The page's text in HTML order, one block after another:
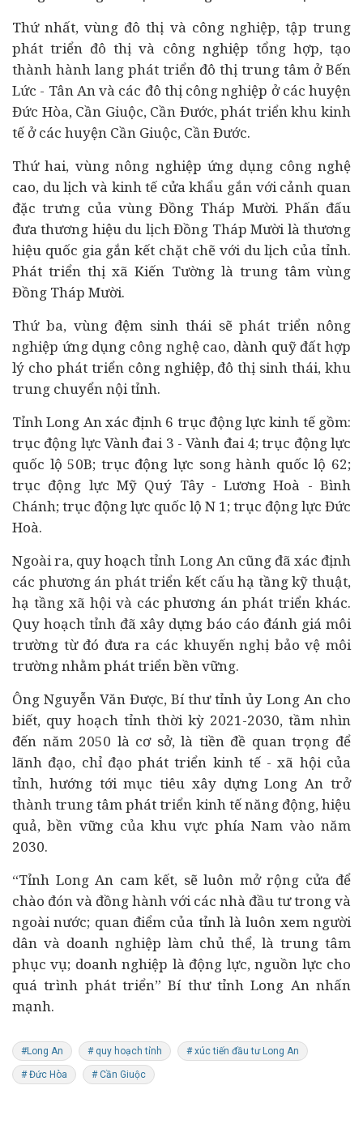
Thứ nhất, vùng đô thị và công nghiệp, tập trung
phát triển đô thị và công nghiệp tổng hợp, tạo
thành hành lang phát triển đô thị trung tâm ở Bến
Lức - Tân An và các đô thị công nghiệp ở các huyện
Đức Hòa, Cần Giuộc, Cần Đước, phát triển khu kinh
tế ở các huyện Cần Giuộc, Cần Đước.
Thứ hai, vùng nông nghiệp ứng dụng công nghệ
cao, du lịch và kinh tế cửa khẩu gắn với cảnh quan
đặc trưng của vùng Đồng Tháp Mười. Phấn đấu
đưa thương hiệu du lịch Đồng Tháp Mười là thương
hiệu quốc gia gắn kết chặt chẽ với du lịch của tỉnh.
Phát triển thị xã Kiến Tường là trung tâm vùng
Đồng Tháp Mười.
Thứ ba, vùng đệm sinh thái sẽ phát triển nông
nghiệp ứng dụng công nghệ cao, dành quỹ đất hợp
lý cho phát triển công nghiệp, đô thị sinh thái, khu
trung chuyển nội tỉnh.
Tỉnh Long An xác định 6 trục động lực kinh tế gồm:
trục động lực Vành đai 3 - Vành đai 4; trục động lực
quốc lộ 50B; trục động lực song hành quốc lộ 62;
trục động lực Mỹ Quý Tây - Lương Hoà - Bình
Chánh; trục động lực quốc lộ N 1; trục động lực Đức
Hoà.
Ngoài ra, quy hoạch tỉnh Long An cũng đã xác định
các phương án phát triển kết cấu hạ tầng kỹ thuật,
hạ tầng xã hội và các phương án phát triển khác.
Quy hoạch tỉnh đã xây dựng báo cáo đánh giá môi
trường từ đó đưa ra các khuyến nghị bảo vệ môi
trường nhằm phát triển bền vững.
Ông Nguyễn Văn Được, Bí thư tỉnh ủy Long An cho
biết, quy hoạch tỉnh thời kỳ 2021-2030, tầm nhìn
đến năm 2050 là cơ sở, là tiền đề quan trọng để
lãnh đạo, chỉ đạo phát triển kinh tế - xã hội của
tỉnh, hướng tới mục tiêu xây dựng Long An trở
thành trung tâm phát triển kinh tế năng động, hiệu
quả, bền vững của khu vực phía Nam vào năm
2030.
“Tỉnh Long An cam kết, sẽ luôn mở rộng cửa để
chào đón và đồng hành với các nhà đầu tư trong và
ngoài nước; quan điểm của tỉnh là luôn xem người
dân và doanh nghiệp làm chủ thể, là trung tâm
phục vụ; doanh nghiệp là động lực, nguồn lực cho
quá trình phát triển” Bí thư tỉnh Long An nhấn
mạnh.
#Long An # quy hoạch tỉnh # xúc tiến đầu tư Long An
# Đức Hòa # Cần Giuộc